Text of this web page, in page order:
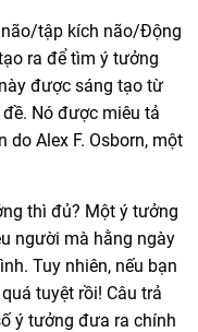
tập kích não/Động
ra để tìm ý tưởng
được sáng tạo từ
Nó được miêu tả
Alex F. Osborn, một
thì đủ? Một ý tưởng
người mà hằng ngày
Tuy nhiên, nếu bạn
tuyệt rồi! Câu trả
ý tưởng đưa ra chính